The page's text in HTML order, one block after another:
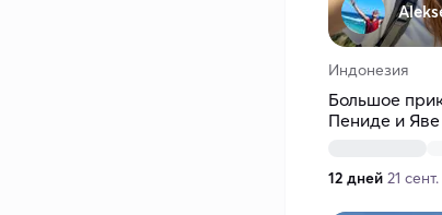
Индонезия
Большое
Пениде и
12 дней 21